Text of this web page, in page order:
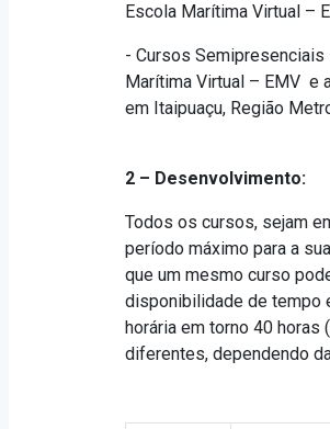
Escola Marítima Virtual –
- Cursos
Marítima Virtual – EMV e
em Itaipuaçu, Região
2 – Desenvolvimento:
Todos os cursos, sejam
período máximo para a
que um mesmo curso
disponibilidade de tempo
horária em torno 40 horas
diferentes, dependendo